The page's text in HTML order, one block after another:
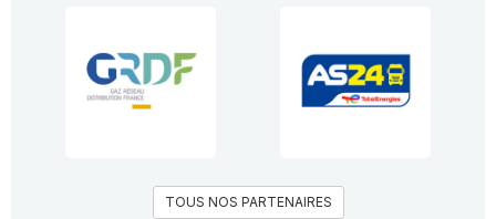
TOUS NOS PARTENAIRES